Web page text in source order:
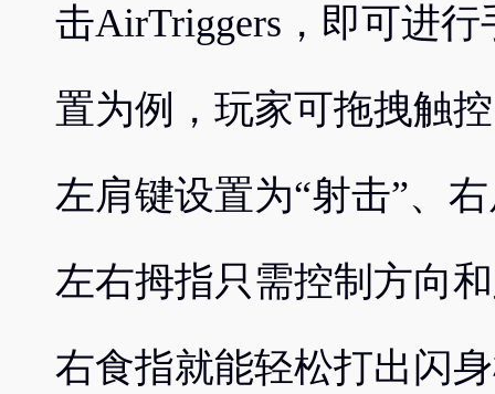
击AirTriggers，即可进
置为例，玩家可拖拽触
左肩键设置为“射击”、
左右拇指只需控制方向
右食指就能轻松打出闪